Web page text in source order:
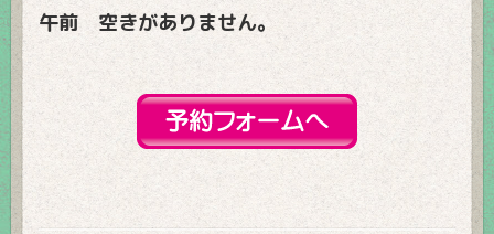
午前 空きがありません。